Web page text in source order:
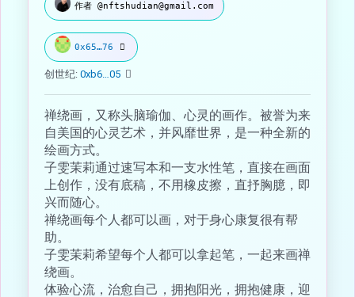
作者 @nftshudian@gmail.com
0x65…76
创世纪: 0xb6…05
禅绕画，又称头脑瑜伽、心灵的画作。被誉为来
自美国的心灵艺术，并风靡世界，是一种全新的
绘画方式。
子雯茉莉通过速写本和一支水性笔，直接在画面
上创作，没有底稿，不用橡皮擦，直抒胸臆，即
兴而随心。
禅绕画每个人都可以画，对于身心康复很有帮
助。
子雯茉莉希望每个人都可以拿起笔，一起来画禅
绕画。
体验心流，治愈自己，拥抱阳光，拥抱健康，迎